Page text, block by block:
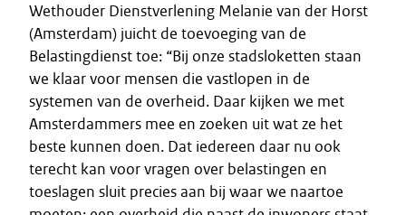
Wethouder Dienstverlening Melanie van der Horst
(Amsterdam) juicht de toevoeging van de
Belastingdienst toe: “Bij onze stadsloketten staan
we klaar voor mensen die vastlopen in de
systemen van de overheid. Daar kijken we met
Amsterdammers mee en zoeken uit wat ze het
beste kunnen doen. Dat iedereen daar nu ook
terecht kan voor vragen over belastingen en
toeslagen sluit precies aan bij waar we naartoe